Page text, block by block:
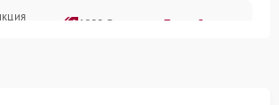
1800 ₽ Подробнее →